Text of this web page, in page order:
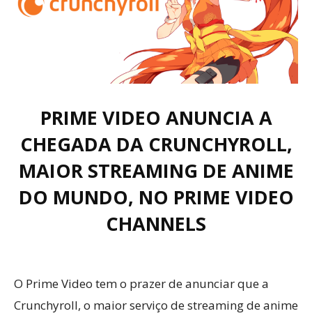
PRIME VIDEO ANUNCIA A
CHEGADA DA CRUNCHYROLL,
MAIOR STREAMING DE ANIME
DO MUNDO, NO PRIME VIDEO
CHANNELS
O Prime Video tem o prazer de anunciar que a
Crunchyroll, o maior serviço de streaming de anime